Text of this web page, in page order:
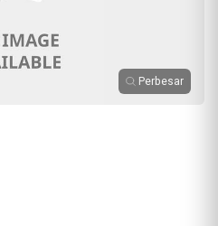
Perbesar